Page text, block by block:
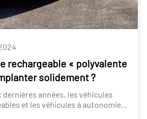
rechargeable « polyvalente
solidement ?
dernières années, les véhicules
et les véhicules à autonomie